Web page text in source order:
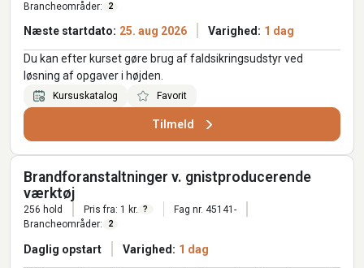
Brancheområder:
2
Næste startdato: 25. aug 2026 Varighed: 1 dag
Du kan efter kurset gøre brug af faldsikringsudstyr ved
løsning af opgaver i højden.
Kursuskatalog Favorit
Tilmeld
Brandforanstaltninger v. gnistproducerende
værktøj
256 hold Pris fra: 1 kr. ?
Fag nr. 45141-
Brancheområder:
2
Daglig opstart Varighed: 1 dag